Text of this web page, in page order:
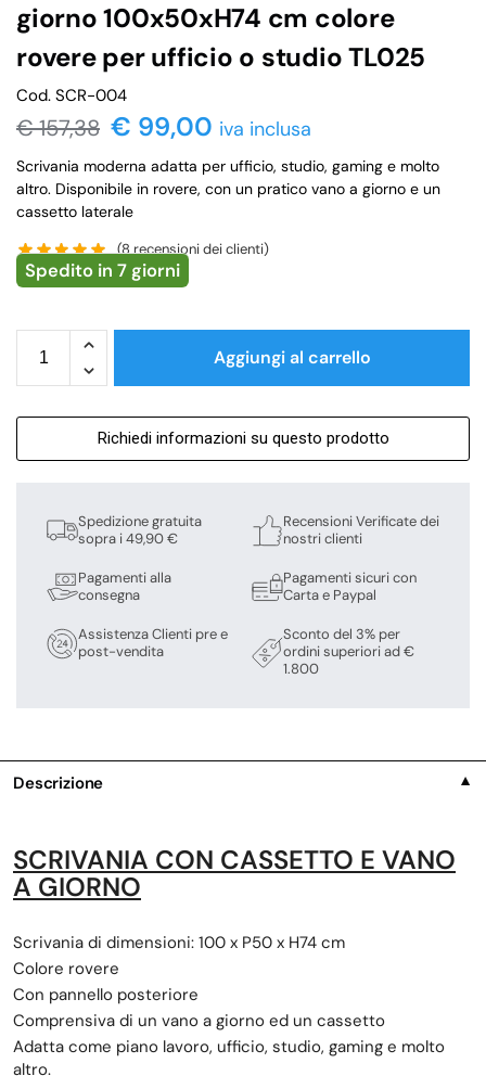
giorno 100x50xH74 cm colore
rovere per ufficio o studio TL025
Cod. SCR-004
€157,38 € 99,00 iva inclusa
Scrivania moderna adatta per ufficio, studio, gaming e molto
altro. Disponibile in rovere, con un pratico vano a giorno e un
cassetto laterale
(8recensioni dei clienti)
Spedito in 7 giorni
Aggiungi al carrello
Richiedi informazioni su questo prodotto
Spedizione gratuita
sopra i 49,90 €
Pagamenti alla
consegna
Assistenza Clienti pre e
post-vendita
Recensioni Verificate dei
nostri clienti
Pagamenti sicuri con
Carta e Paypal
Sconto del 3% per
ordini superiori ad €
1.800
Descrizione ▼
SCRIVANIA CON CASSETTO E VANO
A GIORNO
Scrivania di dimensioni: 100 x P50 x H74 cm
Colore rovere
Con pannello posteriore
Comprensiva di un vano a giorno ed un cassetto
Adatta come piano lavoro, ufficio, studio, gaming e molto
altro.